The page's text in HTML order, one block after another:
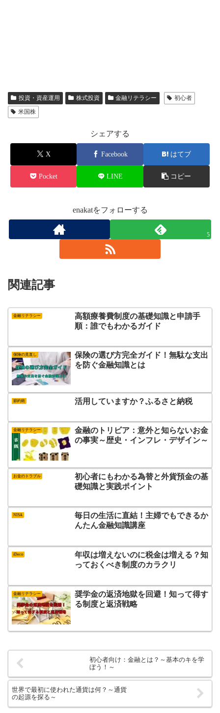
投資・資産運用 株式投資 金融リテラシー
初心者
米国株
シェアする
X Facebook はてブ
Pocket LINE コピー
enakatをフォローする
5
関連記事
金融リテラシー
高額療養費制度の基礎知識と申請手
順：誰でもわかるガイド
保険の見直し
保険の選び方完全ガイド！無駄な支出
を防ぐ金融知識とは
節約術 活用していますか？ふるさと納税
金融リテラシー
金融のトリビア：意外と知らないお金
の事実～歴史・インフレ・デザイン～
お金のトラブル
初心者にもわかる為替と外貨預金の基
礎知識と実践ポイント
NISA
毎日の生活に直結！主婦でもできるか
んたん金融知識講座
iDeco
年収は増えないのに税金は増える？知
っておくべき制度のカラクリ
金融リテラシー
奨学金の返済地獄を回避！知って得す
る制度と返済戦略
初心者向け：金融とは？～基本のキを学
ぼう！～
世界で最初に使われた通貨は何？～通貨
の起源を探る～